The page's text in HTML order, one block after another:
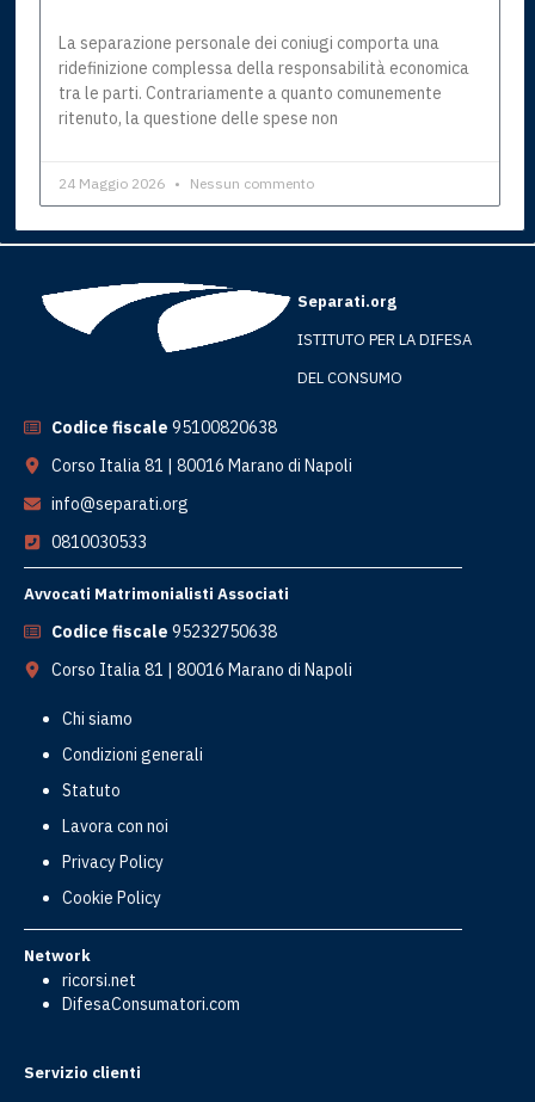
La separazione personale dei coniugi comporta una
ridefinizione complessa della responsabilità economica
tra le parti. Contrariamente a quanto comunemente
ritenuto, la questione delle spese non
24 Maggio 2026 Nessun commento
Separati.org
ISTITUTO PER LA DIFESA
DEL CONSUMO
Codice fiscale 95100820638
Corso Italia 81 | 80016 Marano di Napoli
info@separati.org
0810030533
Avvocati Matrimonialisti Associati
Codice fiscale 95232750638
Corso Italia 81 | 80016 Marano di Napoli
Chi siamo
Condizioni generali
Statuto
Lavora con noi
Privacy Policy
Cookie Policy
Network
ricorsi.net
DifesaConsumatori.com
Servizio clienti